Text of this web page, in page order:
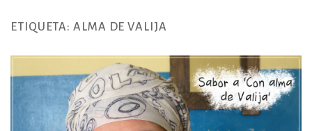
ETIQUETA:ALMA DE VALIJA